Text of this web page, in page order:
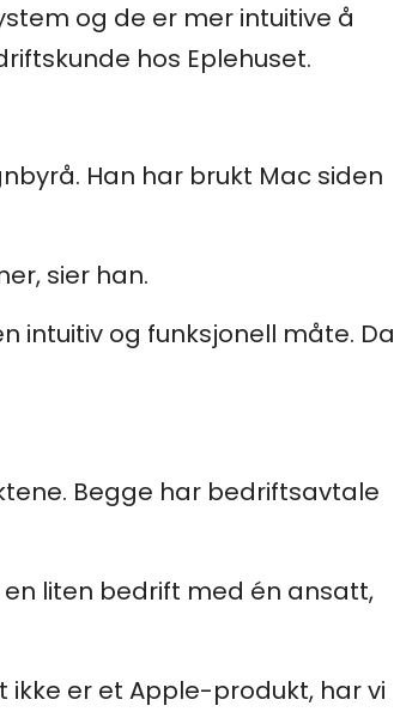
og de er mer intuitive å
hos Eplehuset.
Han har brukt Mac siden
sier han.
intuitiv og funksjonell måte. Da
Begge har bedriftsavtale
liten bedrift med én ansatt,
ikke er et Apple-produkt, har vi